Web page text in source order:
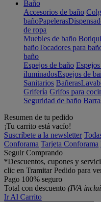
Baño
Accesorios de baño
bañoPapeleras
de ropa
Muebles de baño
bañoTocadores para
baño
Espejos de baño
iluminadosEspejos de
Sanitarios Bañeras
Grifería Grifos para
Seguridad de baño
Resumen de tu pedido
¡Tu carrito está vacío!
Suscríbete a la newsletter
Conforama Tarjeta Conforama
Seguir Comprando
*Descuentos, cupones y
clic en Tramitar Pedido para
Pago 100% seguro
Total con descuento (IVA
Ir Al Carrito